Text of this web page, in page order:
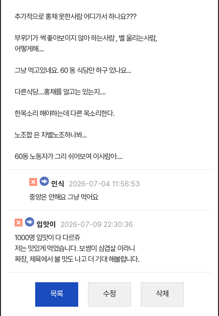
추가적으로 홍채 못한사람 어디가서 하나요???
부위기가 썩 좋아보이지 않아 하는사람 , 벨 울리는사람,
어떻게해....
그냥 먹고있네요. 60 동 식당만 하구 있나요...
다른식당....홍채를 알고는 있는지....
한목소리 해야하는데 다른 목소리한다.
노조합 은 차별노조하나봐...
60동 노동자가 그리 쉬어보여 이사람아....
인식
2026-07-04 11:56:53
중앙은 안해요 그냥 먹어요
입맛이
2026-07-09 22:30:36
1000명 입맛이 다 다르쥬
저는 맛있게 먹었습니다. 보쌈이 삼겹살 이라니
짜장, 제육에서 불 맛도 나고 더 기대 해볼랍니다.
목록 수정 삭제